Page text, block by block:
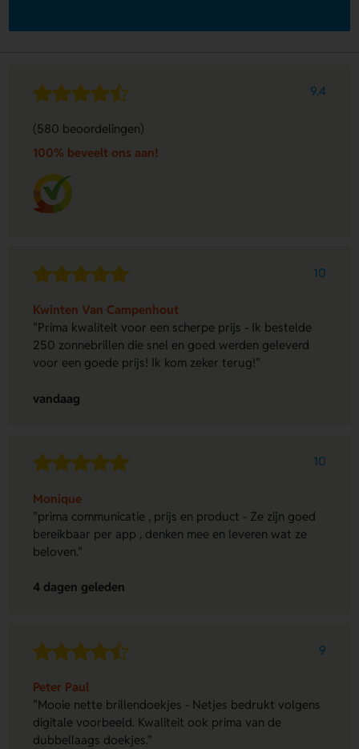
9.4
(580 beoordelingen)
100% beveelt ons aan!
10
Kwinten Van Campenhout
"Prima kwaliteit voor een scherpe prijs - Ik bestelde
250 zonnebrillen die snel en goed werden geleverd
voor een goede prijs! Ik kom zeker terug!"
vandaag
10
Monique
"prima communicatie , prijs en product - Ze zijn goed
bereikbaar per app , denken mee en leveren wat ze
beloven."
4 dagen geleden
9
Peter Paul
"Mooie nette brillendoekjes - Netjes bedrukt volgens
digitale voorbeeld. Kwaliteit ook prima van de
dubbellaags doekjes."